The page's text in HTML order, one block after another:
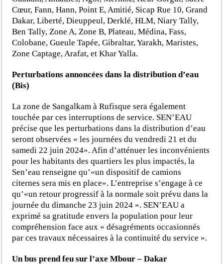
Cœur, Fann, Hann, Point E, Amitié, Sicap Rue 10, Grand
Dakar, Liberté, Dieuppeul, Derklé, HLM, Niary Tally,
Ben Tally, Zone A, Zone B, Plateau, Médina, Fass,
Colobane, Gueule Tapée, Gibraltar, Yarakh, Maristes,
Zone Captage, Arafat, et Khar Yalla.
Perturbations annoncées dans la distribution d’eau
(Bis)
La zone de Sangalkam à Rufisque sera également
touchée par ces interruptions de service. SEN’EAU
précise que les perturbations dans la distribution d’eau
seront observées « les journées du vendredi 21 et du
samedi 22 juin 2024». Afin d’atténuer les inconvénients
pour les habitants des quartiers les plus impactés, la
Sen’eau renseigne qu’«un dispositif de camions
citernes sera mis en place». L’entreprise s’engage à ce
qu’«un retour progressif à la normale soit prévu dans la
journée du dimanche 23 juin 2024 ». SEN’EAU a
exprimé sa gratitude envers la population pour leur
compréhension face aux « désagréments occasionnés
par ces travaux nécessaires à la continuité du service ».
Un bus prend feu sur l’axe Mbour – Dakar